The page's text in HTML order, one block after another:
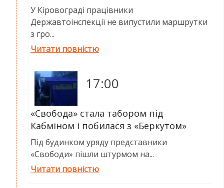
У Кіровограді працівники
Державтоінспекції не випустили маршрутки
з гро...
Читати повністю
17:00
«Свобода» стала табором під
Кабміном і побилася з «Беркутом»
Під будинком уряду представники
«Свободи» пішли штурмом на...
Читати повністю